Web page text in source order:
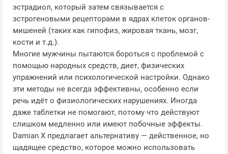
эстрадиол, который затем связывается с
эстрогеновыми рецепторами в ядрах клеток органов-
мишеней (таких как гипофиз, жировая ткань, мозг,
кости и т.д.).
Многие мужчины пытаются бороться с проблемой с
помощью народных средств, диет, физических
упражнений или психологической настройки. Однако
эти методы не всегда эффективны, особенно если
речь идёт о физиологических нарушениях. Иногда
даже таблетки не помогают, потому что действуют
слишком медленно или имеют побочные эффекты.
Damian X предлагает альтернативу — действенное, но
щадящее средство, которое можно использовать